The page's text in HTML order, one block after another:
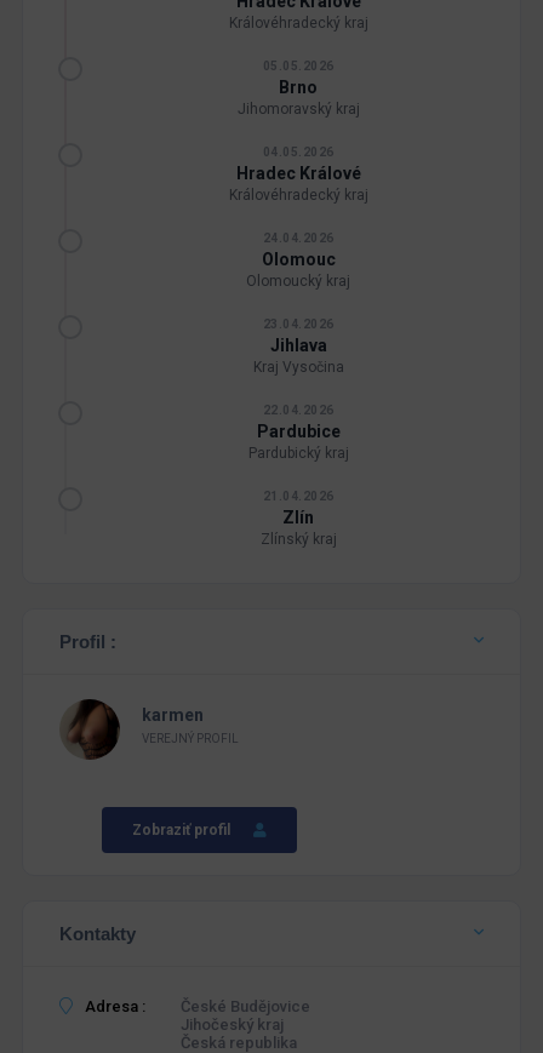
Královéhradecký kraj
05.05.2026
Brno
Jihomoravský kraj
04.05.2026
Hradec Králové
Královéhradecký kraj
24.04.2026
Olomouc
Olomoucký kraj
23.04.2026
Jihlava
Kraj Vysočina
22.04.2026
Pardubice
Pardubický kraj
21.04.2026
Zlín
Zlínský kraj
Profil :
karmen
VEREJNÝ PROFIL
Zobraziť profil
Kontakty
Adresa :
České Budějovice
Jihočeský kraj
Česká republika